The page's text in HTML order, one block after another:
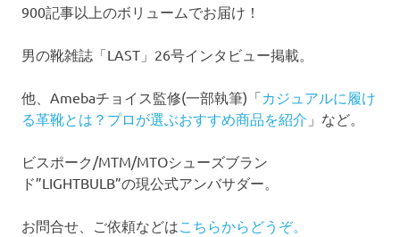
900記事以上のボリュームでお届け！
男の靴雑誌「LAST」26号インタビュー掲載。
他、Amebaチョイス監修(一部執筆)「カジュアルに履け
る革靴とは？プロが選ぶおすすめ商品を紹介 」など。
ビスポーク/MTM/MTOシューズブラン
ド”LIGHTBULB”の現公式アンバサダー。
お問合せ、ご依頼などは こちらからどうぞ。